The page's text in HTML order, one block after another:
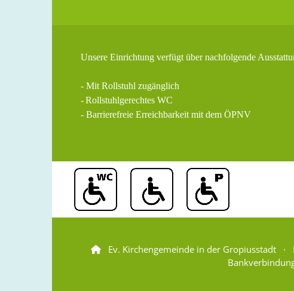
Unsere Einrichtung verfügt über nachfolgende
- Mit Rollstuhl zugänglich
-Rollstuhlgerechtes WC
- Barrierefreie Erreichbarkeit mit dem ÖPNV
 Ev. Kirchengemeinde in der Gropiusstadt